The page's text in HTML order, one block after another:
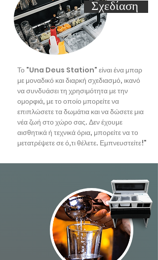
Σχεδίαση
Το "Una Deus Station" είναι ένα μπαρ
με μοναδικό και διαρκή σχεδιασμό, ικανό
να συνδυάσει τη χρησιμότητα με την
ομορφιά, με το οποίο μπορείτε να
επιπλώσετε τα δωμάτια και να δώσετε μια
νέα ζωή στο χώρο σας. Δεν έχουμε
αισθητικά ή τεχνικά όρια, μπορείτε να το
μετατρέψετε σε ό,τι θέλετε. Εμπνευστείτε!"